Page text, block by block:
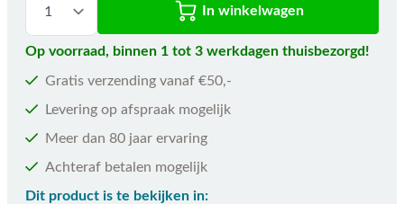
In winkelwagen
Op voorraad, binnen 1 tot 3 werkdagen thuisbezorgd!
Gratis verzending vanaf €50,-
Levering op afspraak mogelijk
Meer dan 80 jaar ervaring
Achteraf betalen mogelijk
Dit product is te bekijken in: